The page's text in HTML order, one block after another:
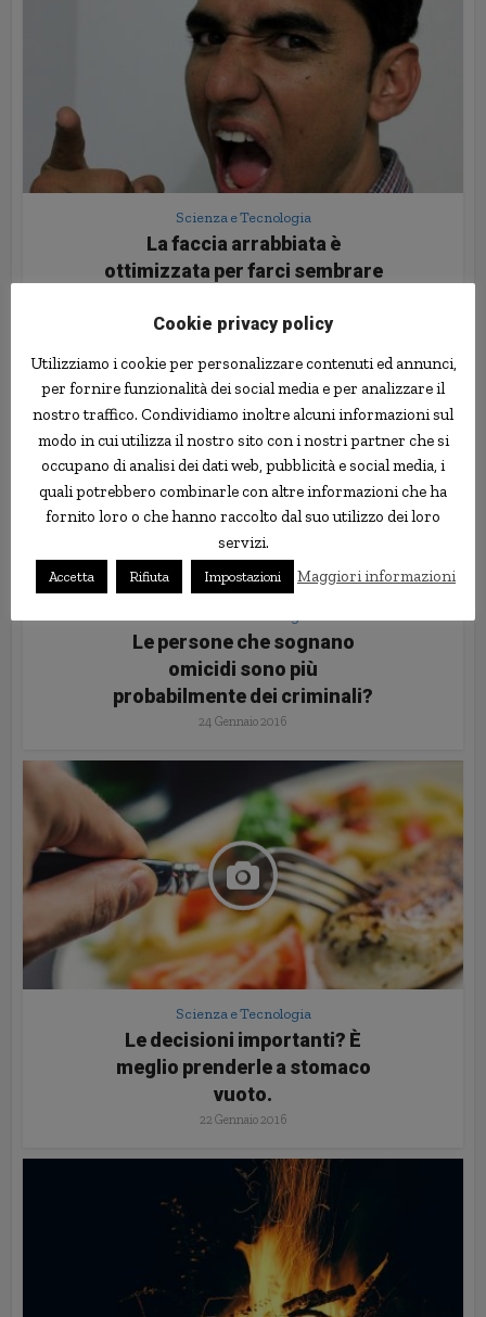
Scienza e Tecnologia
La faccia arrabbiata è
ottimizzata per farci sembrare
7 Marzo 2016
Le persone che sognano
omicidi sono più
probabilmente dei criminali?
24 Gennaio 2016
Scienza e Tecnologia
Le decisioni importanti? È
meglio prenderle a stomaco
vuoto.
22 Gennaio 2016
Cookie privacy policy
Utilizziamo i cookie per personalizzare contenuti ed annunci,
per fornire funzionalità dei social media e per analizzare il
nostro traffico. Condividiamo inoltre alcuni informazioni sul
modo in cui utilizza il nostro sito con i nostri partner che si
occupano di analisi dei dati web, pubblicità e social media, i
quali potrebbero combinarle con altre informazioni che ha
fornito loro o che hanno raccolto dal suo utilizzo dei loro
servizi.
Accetta Rifiuta Impostazioni Maggiori informazioni